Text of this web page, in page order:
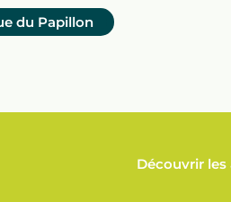
du Papillon
Découvrir